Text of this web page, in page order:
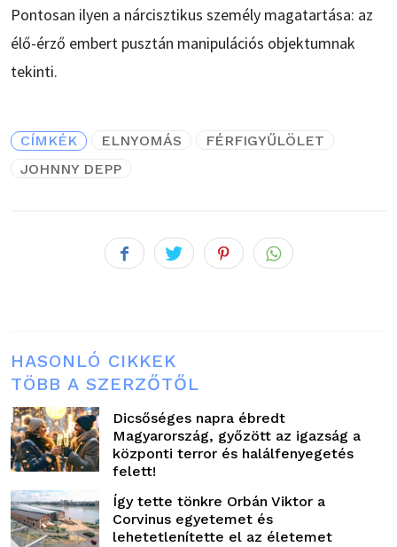
Pontosan ilyen a nárcisztikus személy magatartása: az
élő-érző embert pusztán manipulációs objektumnak
tekinti.
CÍMKÉK ELNYOMÁS
FÉRFIGYŰLÖLET
JOHNNY DEPP
HASONLÓ CIKKEK
TÖBB A SZERZŐTŐL
Dicsőséges napra ébredt
Magyarország, győzött az igazság a
központi terror és halálfenyegetés
felett!
Így tette tönkre Orbán Viktor a
Corvinus egyetemet és
lehetetlenítette el az életemet